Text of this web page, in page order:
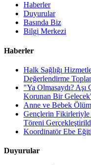
Haberler
Duyurular
Basında Biz
Bilgi Merkezi
Haberler
Halk Sağlığı
Değerlendirme
"Ya Olmasaydı? Aşı
Korunan Bir
Anne ve Bebek
Gençlerin Fikirleriyle
Töreni
Koordinatör Ebe
Duyurular